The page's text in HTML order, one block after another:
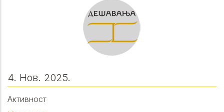
4. Нов. 2025.
Активност